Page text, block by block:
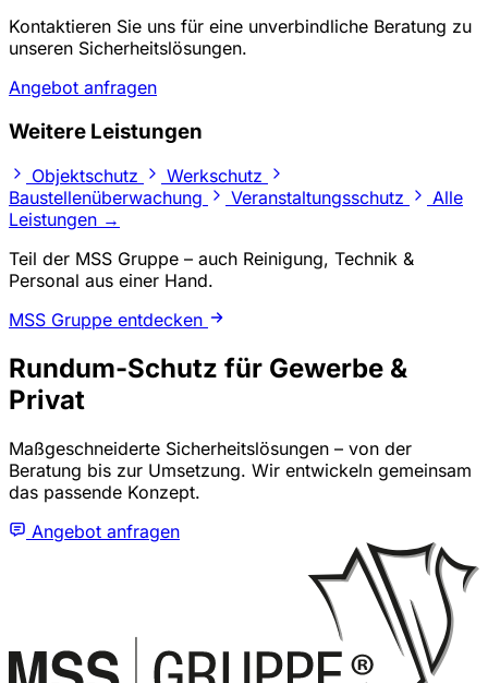
Kontaktieren Sie uns für eine unverbindliche Beratung zu
unseren Sicherheitslösungen.
Angebot anfragen
Weitere Leistungen
Objektschutz
Werkschutz
Baustellenüberwachung
Veranstaltungsschutz
Alle
Leistungen →
Teil der MSS Gruppe – auch Reinigung, Technik &
Personal aus einer Hand.
MSS Gruppe entdecken
Rundum-Schutz für Gewerbe &
Privat
Maßgeschneiderte Sicherheitslösungen – von der
Beratung bis zur Umsetzung. Wir entwickeln gemeinsam
das passende Konzept.
Angebot anfragen